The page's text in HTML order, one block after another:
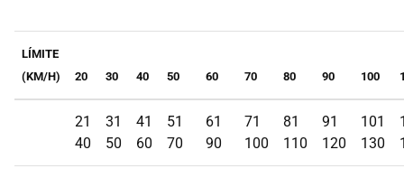
LÍMITE
(KM/H)
20 30 40 50 60 70 80 90 100
21
40
31
50
41
60
51
70
61
90
71
100
81
110
91
120
101
130